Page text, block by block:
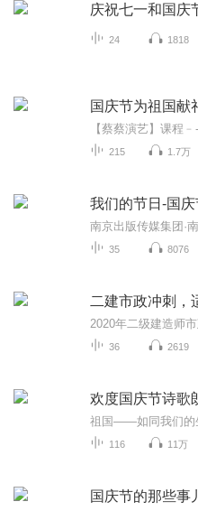
庆祝七一和国庆
24 1818
国庆节为祖国献
215 1.7万
我们的节日-国庆
35 8076
二建市政冲刺，
36 2619
欢度国庆节诗
116 11万
国庆节的那些事